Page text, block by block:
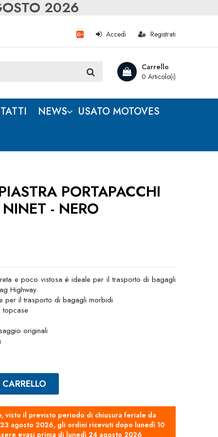
2026
Registrati
Accedi
Carrello
0 Articolo(i)
NEWS
USATO MOTOVES
PORTAPACCHI
- NERO
e poco vistosa è ideale per il trasporto di bagagli
Highway.
per il trasporto di bagagli morbidi
originali
visto il previsto periodo di chiusura feriale da
agosto 2026, gli ordini ricevuti dopo lunedì 10
evasi prima di lunedì 24 agosto 2026